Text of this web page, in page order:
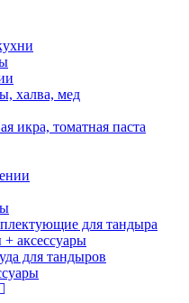
халва, мед
икра, томатная паста
для тандыра
аксессуары
для тандыров